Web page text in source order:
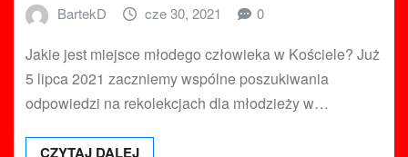
BartekD cze 30, 2021 0
Jakie jest miejsce młodego człowieka w Kościele? Już
5 lipca 2021 zaczniemy wspólne poszukiwania
odpowiedzi na rekolekcjach dla młodzieży w…
CZYTAJ DALEJ